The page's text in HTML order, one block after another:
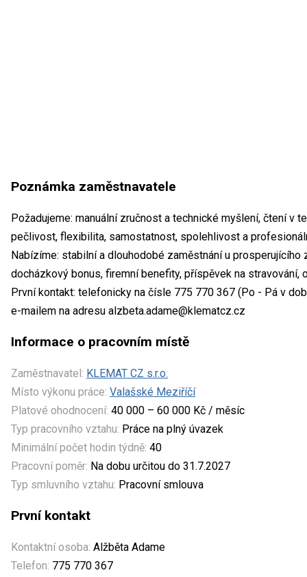
Poznámka zaměstnavatele
Požadujeme: manuální zručnost a technické myšlení, čtení v
pečlivost, flexibilita, samostatnost, spolehlivost a
Nabízíme: stabilní a dlouhodobé zaměstnání u
docházkový bonus, firemní benefity, příspěvek na stravování,
První kontakt: telefonicky na čísle 775 770 367 (Po - Pá v
e-mailem na adresu alzbeta.adame@klematcz.cz
Informace o pracovním místě
Zaměstnavatel: KLEMAT CZ s.r.o.
Místo výkonu práce: Valašské Meziříčí
Platové ohodnocení: 40 000 – 60 000 Kč / měsíc
Typ pracovního vztahu: Práce na plný úvazek
Minimální počet hodin týdně: 40
Pracovní poměr: Na dobu určitou do 31.7.2027
Typ smluvního vztahu: Pracovní smlouva
První kontakt
Kontaktní osoba: Alžběta Adame
Telefon: 775 770 367